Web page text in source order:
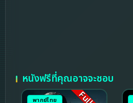
หนังฟรีที่คุณอาจจะชอบ
พากย์ไทย